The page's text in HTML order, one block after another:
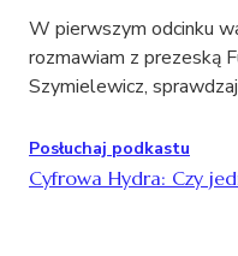
W pierwszym odcinku
rozmawiam z prezeską
Szymielewicz,
Posłuchaj podkastu
Cyfrowa Hydra: Czy